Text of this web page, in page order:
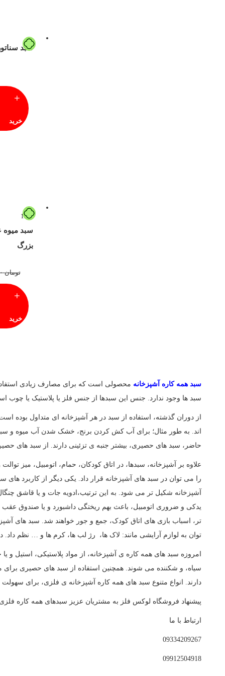
عروس نوین
کارن
کوتیرو
گلبرگ
گلنام
لیمون
لیمیتاک
مارال
سبد
خرید
15%
سبد میوه
بزرگ
تومان۸۱۵,۰۰۰
خرید
سبد همه کاره آشپزخانه محصولی است که برای مصارف زیادی استفاده
سبد ها وجود ندارد. جنس این سبدها از جنس فلز یا پلاستیک یا چوب
از دوران گذشته، استفاده از سبد در هر آشپزخانه ای متداول بوده
اند. به طور مثال؛ برای آب کش کردن برنج، خشک شدن آب میوه و
حاضر، سبد های حصیری، بیشتر جنبه ی تزئینی دارند. از سبد های
علاوه بر آشپزخانه، سبدها، در اتاق کودکان، حمام، اتومبیل، میز
را می توان در سبد های آشپزخانه قرار داد. یکی دیگر از کاربرد
آشپزخانه شکیل تر می شود. به این ترتیب،ادویه جات و یا قاشق
یدکی و ضروری اتومبیل، باعث بهم ریختگی داشبورد و یا صندوق عقب
تر، اسباب بازی های اتاق کودک، جمع و جور خواهند شد. سبد های
توان به لوازم آرایشی مانند: لاک ها، رژ لب ها، کرم ها و … نظم
امروزه سبد های همه کاره ی آشپزخانه، از مواد پلاستیکی، استیل و
سیاه، و شکننده می شوند. همچنین استفاده از سبد های حصیری
دارند. انواع متنوع سبد های همه کاره آشپزخانه ی فلزی، برای
پیشنهاد فروشگاه لوکس فلز به مشتریان عزیز سبدهای همه کاره
ارتباط با ما
09334209267
0991 2504918